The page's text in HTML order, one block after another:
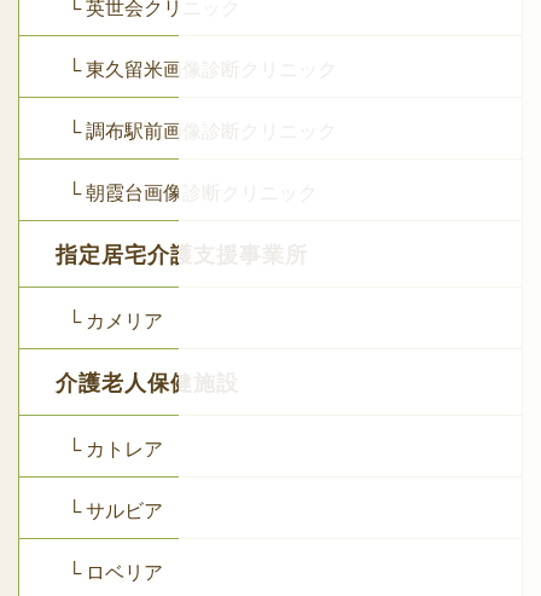
└ 英世会クリニック
└ 東久留米画像診断クリニック
└ 調布駅前画像診断クリニック
└ 朝霞台画像診断クリニック
指定居宅介護支援事業所
└ カメリア
介護老人保健施設
└ カトレア
└ サルビア
└ ロベリア